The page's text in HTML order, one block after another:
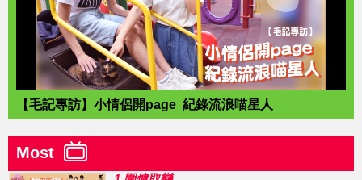
【毛記專訪】小情侶開page 紀錄流浪喵星人
Most